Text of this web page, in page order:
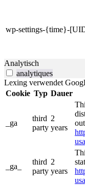
wp-settings-{time}-
Analytisch
analytiques
Lexing verwendet
Cookie Typ Dauer
_ga
third
party
2
years
_ga_
third
party
2
years